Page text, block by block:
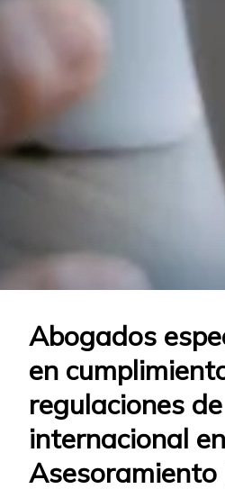
Abogados
en
regulaciones
internacional
Asesoramiento